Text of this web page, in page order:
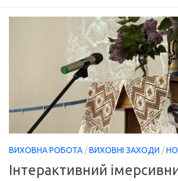
ВИХОВНА РОБОТА /ВИХОВНІ ЗАХОДИ /
Інтерактивний